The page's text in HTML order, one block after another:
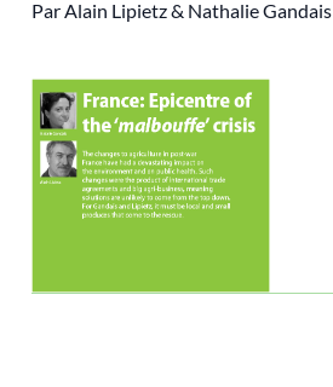
Par Alain Lipietz & Nathalie Gandais
Economie
EELV
égaité
Elections
élections